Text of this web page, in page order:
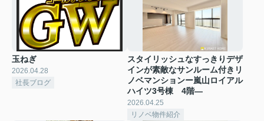
玉ねぎ
2026.04.28
社長ブログ
スタイリッシュなすっきりデザ
インが素敵なサンルーム付きリ
ノベマンションー嵐山ロイアル
ハイツ3号棟 4階―
2026.04.25
リノベ物件紹介